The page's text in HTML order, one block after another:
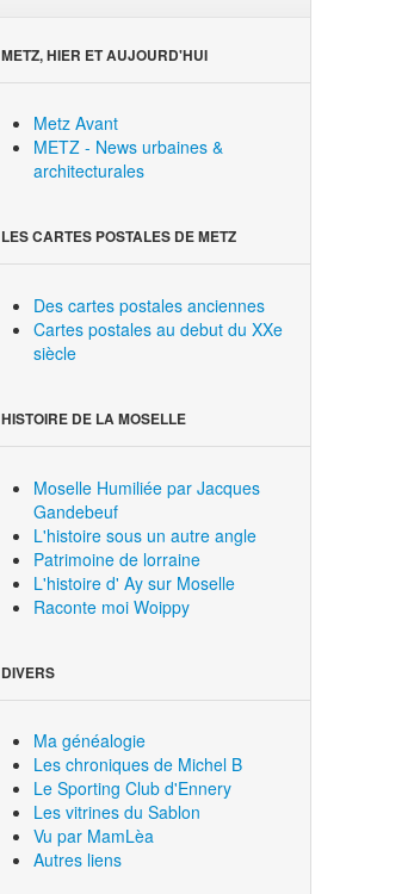
METZ, HIER ET AUJOURD'HUI
Metz Avant
METZ - News urbaines &
architecturales
LES CARTES POSTALES DE METZ
Des cartes postales anciennes
Cartes postales au debut du XXe
siècle
HISTOIRE DE LA MOSELLE
Moselle Humiliée par Jacques
Gandebeuf
L'histoire sous un autre angle
Patrimoine de lorraine
L'histoire d' Ay sur Moselle
Raconte moi Woippy
DIVERS
Ma généalogie
Les chroniques de Michel B
Le Sporting Club d'Ennery
Les vitrines du Sablon
Vu par MamLèa
Autres liens